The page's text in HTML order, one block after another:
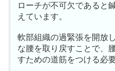
ローチが不可欠であると
えています。
軟部組織の過緊張を開放
な腰を取り戻すことで、
すための道筋をつける必